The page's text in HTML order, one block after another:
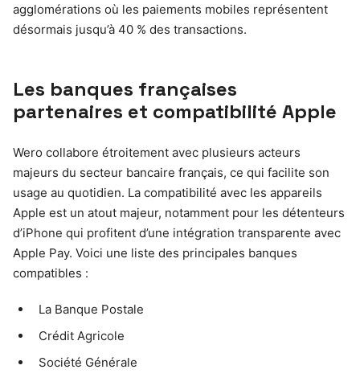
agglomérations où les paiements mobiles représentent
désormais jusqu’à 40 % des transactions.
Les banques françaises
partenaires et compatibilité Apple
Wero collabore étroitement avec plusieurs acteurs
majeurs du secteur bancaire français, ce qui facilite son
usage au quotidien. La compatibilité avec les appareils
Apple est un atout majeur, notamment pour les détenteurs
d’iPhone qui profitent d’une intégration transparente avec
Apple Pay. Voici une liste des principales banques
compatibles :
La Banque Postale
Crédit Agricole
Société Générale